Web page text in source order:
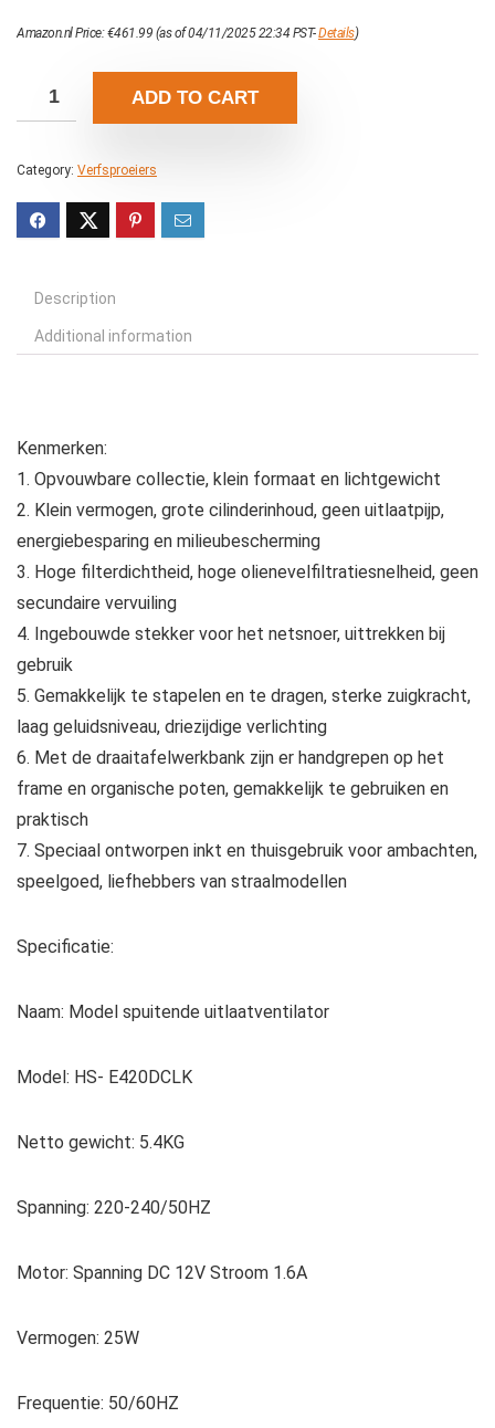
Amazon.nl Price:€461.99 (as of 04/11/2025 22:34 PST-Details)
ADD TO CART
Category: Verfsproeiers
Description
Additional information
Kenmerken:
1. Opvouwbare collectie, klein formaat en lichtgewicht
2. Klein vermogen, grote cilinderinhoud, geen uitlaatpijp,
energiebesparing en milieubescherming
3. Hoge filterdichtheid, hoge olienevelfiltratiesnelheid, geen
secundaire vervuiling
4. Ingebouwde stekker voor het netsnoer, uittrekken bij
gebruik
5. Gemakkelijk te stapelen en te dragen, sterke zuigkracht,
laag geluidsniveau, driezijdige verlichting
6. Met de draaitafelwerkbank zijn er handgrepen op het
frame en organische poten, gemakkelijk te gebruiken en
praktisch
7. Speciaal ontworpen inkt en thuisgebruik voor ambachten,
speelgoed, liefhebbers van straalmodellen
Specificatie:
Naam: Model spuitende uitlaatventilator
Model: HS- E420DCLK
Netto gewicht: 5.4KG
Spanning: 220-240/50HZ
Motor: Spanning DC 12V Stroom 1.6A
Vermogen: 25W
Frequentie: 50/60HZ